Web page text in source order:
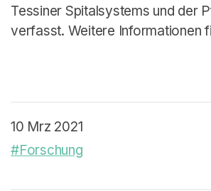
Tessiner Spitalsystems und der
verfasst. Weitere Informationen
10 Mrz 2021
#Forschung